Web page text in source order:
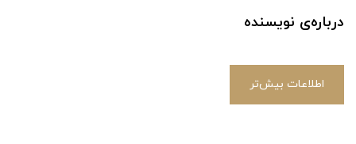
درباره‌ی نویسنده
اطلاعات بیش‌تر